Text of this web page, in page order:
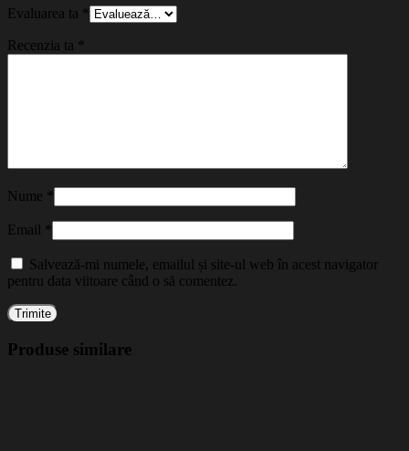
Evaluarea ta
Recenzia ta
Nume
Email
Salvează-mi numele, emailul și site-ul web în acest navigator
pentru data viitoare când o să comentez.
Produse similare